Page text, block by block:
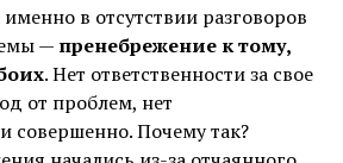
в отсутствии разговоров
— пренебрежение к тому,
. Нет ответственности за свое
от проблем, нет
совершенно. Почему так?